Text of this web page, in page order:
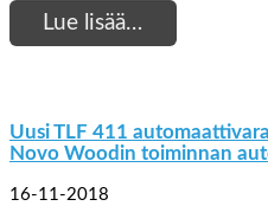
Lue lisää…
Uusi TLF 411
Novo Woodin toiminnan
16-11-2018